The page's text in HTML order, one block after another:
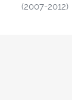
(2007-2012)